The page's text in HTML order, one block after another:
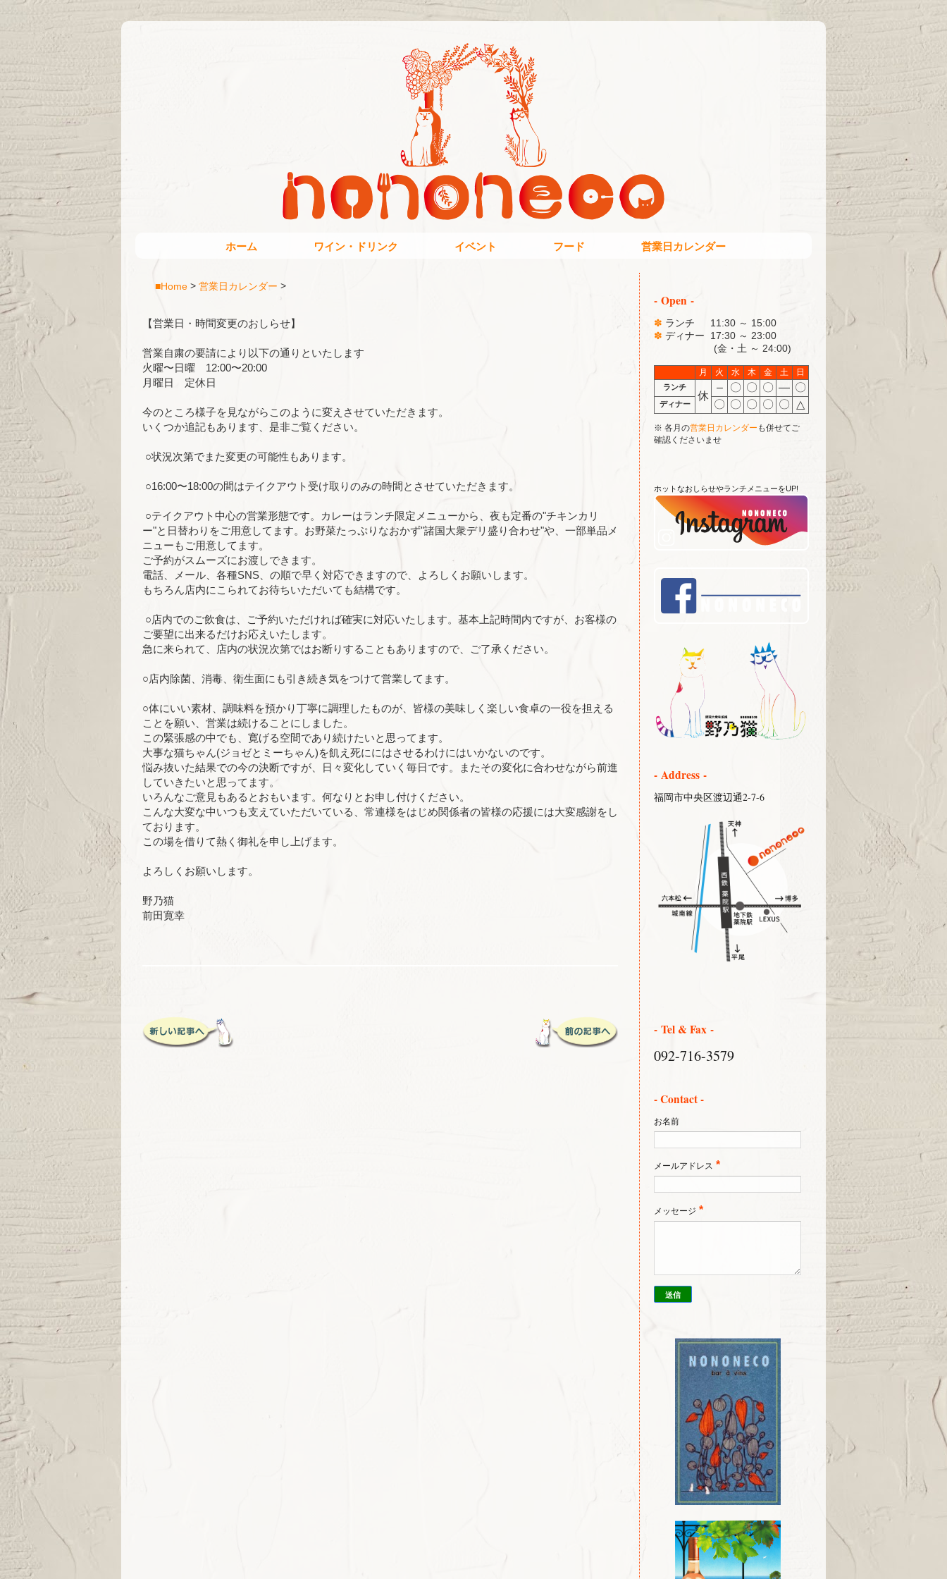
ホーム ワイン・ドリンク イベント フード 営業日カレンダー
■Home 営業日カレンダー
【営業日・時間変更のおしらせ】
営業自粛の要請により以下の通りといたします
火曜〜日曜 12:00〜20:00
月曜日 定休日
今のところ様子を見ながらこのように変えさせていただきます。
いくつか追記もあります、是非ご覧ください。
○状況次第でまた変更の可能性もあります。
○16:00〜18:00の間はテイクアウト受け取りのみの時間とさせていただきます。
○テイクアウト中心の営業形態です。カレーはランチ限定メニューから、夜も定番の"チキンカリ
ー"と日替わりをご用意してます。お野菜たっぷりなおかず"諸国大衆デリ盛り合わせ"や、一部単品メ
ニューもご用意してます。
ご予約がスムーズにお渡しできます。
電話、メール、各種SNS、の順で早く対応できますので、よろしくお願いします。
もちろん店内にこられてお待ちいただいても結構です。
○店内でのご飲食は、ご予約いただければ確実に対応いたします。基本上記時間内ですが、お客様の
ご要望に出来るだけお応えいたします。
急に来られて、店内の状況次第ではお断りすることもありますので、ご了承ください。
○店内除菌、消毒、衛生面にも引き続き気をつけて営業してます。
○体にいい素材、調味料を預かり丁寧に調理したものが、皆様の美味しく楽しい食卓の一役を担える
ことを願い、営業は続けることにしました。
この緊張感の中でも、寛げる空間であり続けたいと思ってます。
大事な猫ちゃん(ジョゼとミーちゃん)を飢え死ににはさせるわけにはいかないのです。
悩み抜いた結果での今の決断ですが、日々変化していく毎日です。またその変化に合わせながら前進
していきたいと思ってます。
いろんなご意見もあるとおもいます。何なりとお申し付けください。
こんな大変な中いつも支えていただいている、常連様をはじめ関係者の皆様の応援には大変感謝をし
ております。
この場を借りて熱く御礼を申し上げます。
よろしくお願いします。
野乃猫
前田寛幸
- Open -
✽ ランチ 11:30 ～ 15:00
✽ ディナー 17:30 ～ 23:00
(金・土 ～ 24:00)
月 火 水 木 金 土 日
ランチ
休
– 〇 〇 〇 ― 〇
ディナー 〇 〇 〇 〇 〇 △
※ 各月の営業日カレンダー も併せてご
確認くださいませ
ホットなおしらせやランチメニューをUP!
- Address -
福岡市中央区渡辺通2-7-6
- Tel & Fax -
092-716-3579
- Contact -
お名前
メールアドレス *
メッセージ *